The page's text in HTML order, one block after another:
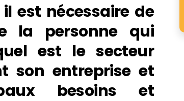
est nécessaire de
la personne qui
est le secteur
son entreprise et
besoins et